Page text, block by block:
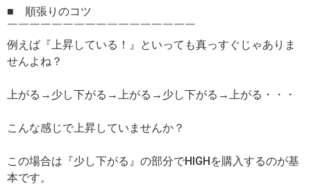
■ 順張りのコツ
￣￣￣￣￣￣￣￣￣￣￣￣￣￣￣￣￣
例えば『上昇している！』といっても真っすぐじゃありま
せんよね？
上がる→少し下がる→上がる→少し下がる→上がる・・・
こんな感じで上昇していませんか？
この場合は『少し下がる』の部分でHIGHを購入するのが基
本です。